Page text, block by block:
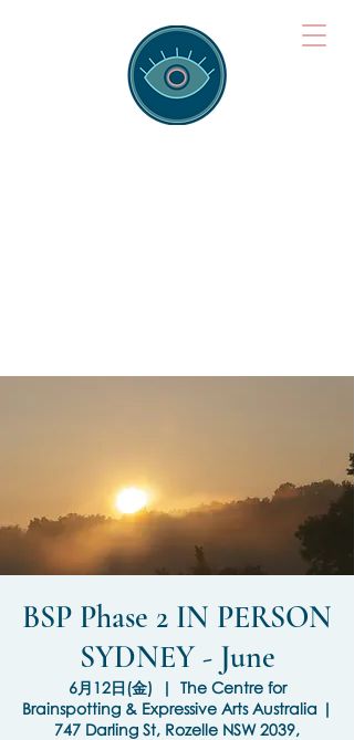
BSP Phase 2 IN PERSON
SYDNEY - June
6月12日(金)
  |
The Centre for
Brainspotting & Expressive Arts Australia |
747 Darling St, Rozelle NSW 2039,